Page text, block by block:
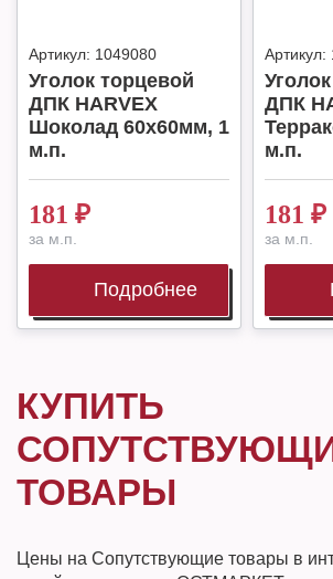
Артикул: 1049080
Уголок торцевой
ДПК HARVEX
Шоколад 60x60мм, 1
м.п.
181 ₽
за м.п.
Подробнее
Артикул:
ДПК
м.п.
181 ₽
за м.п.
КУПИТЬ
ТОВАРЫ
Цены на Сопутствующие товары в